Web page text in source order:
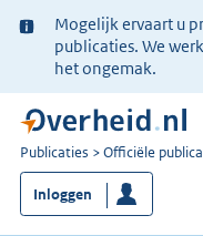
Ter
informatie:
Mogelijk ervaart u
publicaties. We
het ongemak.
U
bent
nu
hier:
Publicaties Officiële
Inloggen